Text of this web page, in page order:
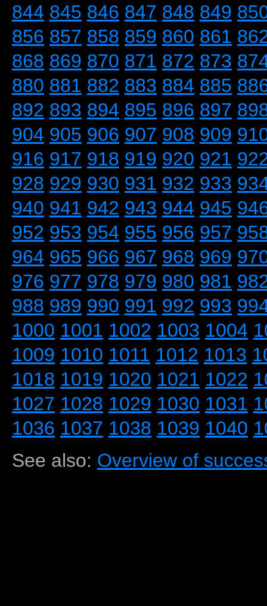
844 845 846 847 848 849
856 857 858 859 860 861
868 869 870 871 872 873
880 881 882 883 884 885
892 893 894 895 896 897
904 905 906 907 908 909
916 917 918 919 920 921
928 929 930 931 932 933
940 941 942 943 944 945
952 953 954 955 956 957
964 965 966 967 968 969
976 977 978 979 980 981
988 989 990 991 992 993
1000 1001 1002 1003 1004
1009 1010 1011 1012 1013
1018 1019 1020 1021 1022
1027 1028 1029 1030 1031
1036 1037 1038 1039 1040
See also: Overview of